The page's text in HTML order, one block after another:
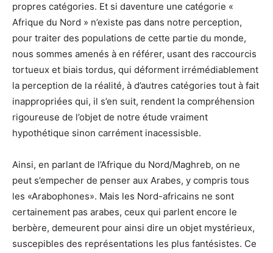
propres catégories. Et si daventure une catégorie «
Afrique du Nord » n’existe pas dans notre perception,
pour traiter des populations de cette partie du monde,
nous sommes amenés à en référer, usant des raccourcis
tortueux et biais tordus, qui déforment irrémédiablement
la perception de la réalité, à d’autres catégories tout à fait
inappropriées qui, il s’en suit, rendent la compréhension
rigoureuse de l’objet de notre étude vraiment
hypothétique sinon carrément inacessisble.
Ainsi, en parlant de l’Afrique du Nord/Maghreb, on ne
peut s’empecher de penser aux Arabes, y compris tous
les «Arabophones». Mais les Nord-africains ne sont
certainement pas arabes, ceux qui parlent encore le
berbère, demeurent pour ainsi dire un objet mystérieux,
suscepibles des représentations les plus fantésistes. Ce